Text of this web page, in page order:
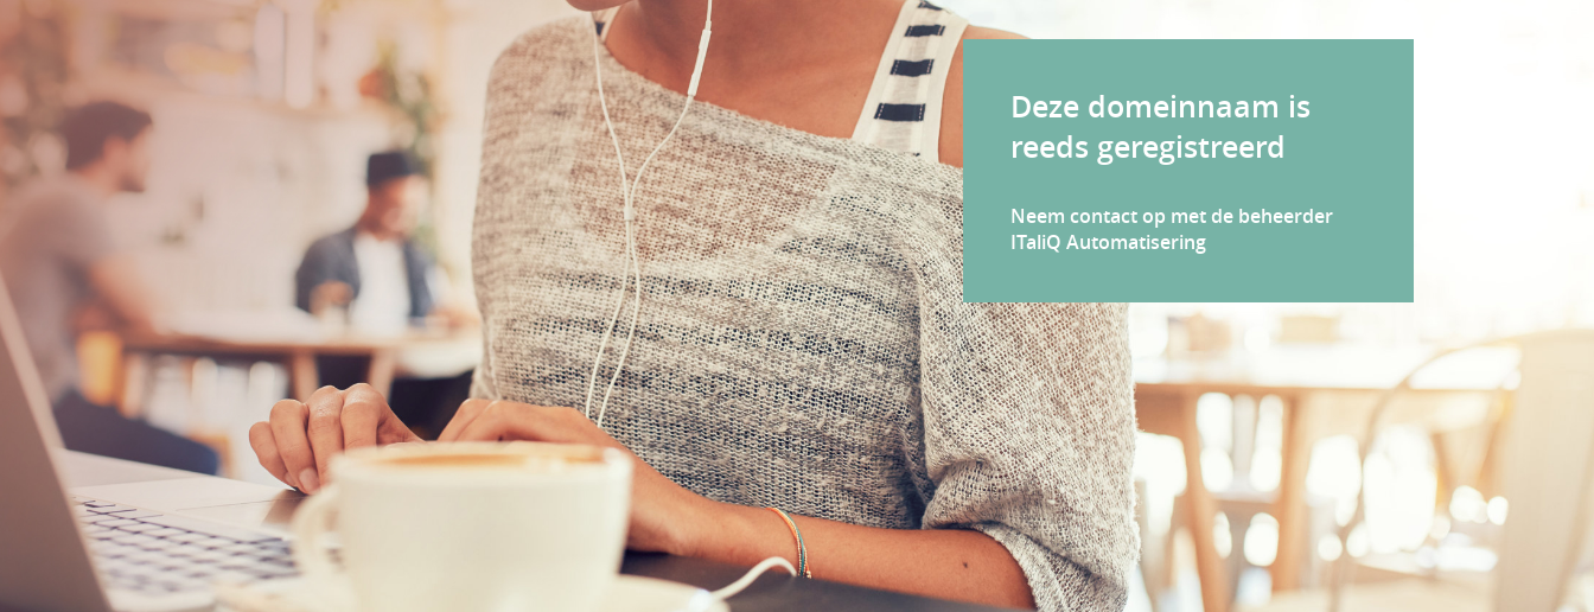
Deze domeinnaam is
reeds geregistreerd
Neem contact op met de beheerder
ITaliQ Automatisering